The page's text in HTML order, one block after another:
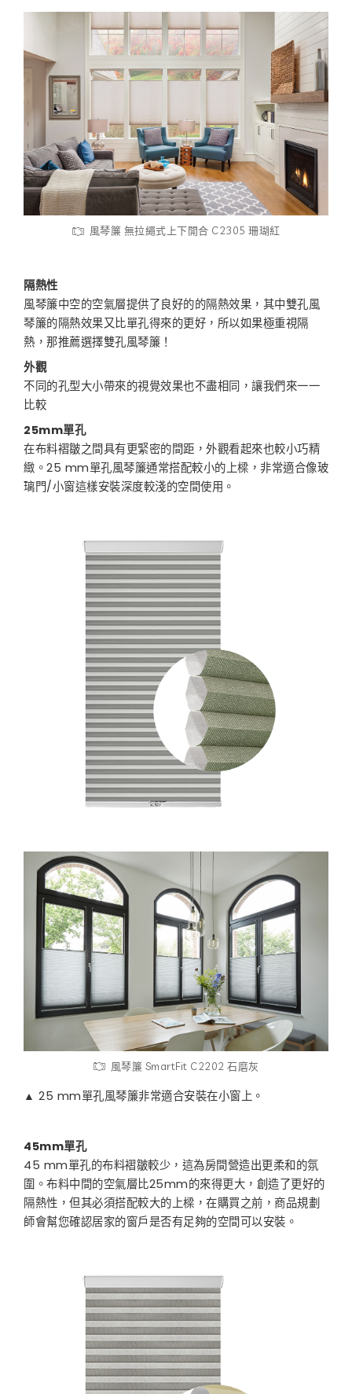
風琴簾 無拉繩式上下開合 C2305 珊瑚紅
隔熱性
風琴簾中空的空氣層提供了良好的的隔熱效果，其中雙孔風
琴簾的隔熱效果又比單孔得來的更好，所以如果極重視隔
熱，那推薦選擇雙孔風琴簾！
外觀
不同的孔型大小帶來的視覺效果也不盡相同，讓我們來一一
比較
25mm單孔
在布料褶皺之間具有更緊密的間距，外觀看起來也較小巧精
緻。25 mm單孔風琴簾通常搭配較小的上樑，非常適合像玻
璃門/小窗這樣安裝深度較淺的空間使用。
風琴簾 SmartFit C2202 石磨灰
▲ 25 mm單孔風琴簾非常適合安裝在小窗上。
45mm單孔
45 mm單孔的布料褶皺較少，這為房間營造出更柔和的氛
圍。布料中間的空氣層比25mm的來得更大，創造了更好的
隔熱性，但其必須搭配較大的上樑，在購買之前，商品規劃
師會幫您確認居家的窗戶是否有足夠的空間可以安裝。